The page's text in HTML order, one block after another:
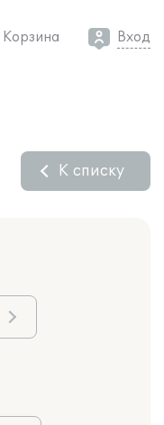
Корзина Вход
К списку